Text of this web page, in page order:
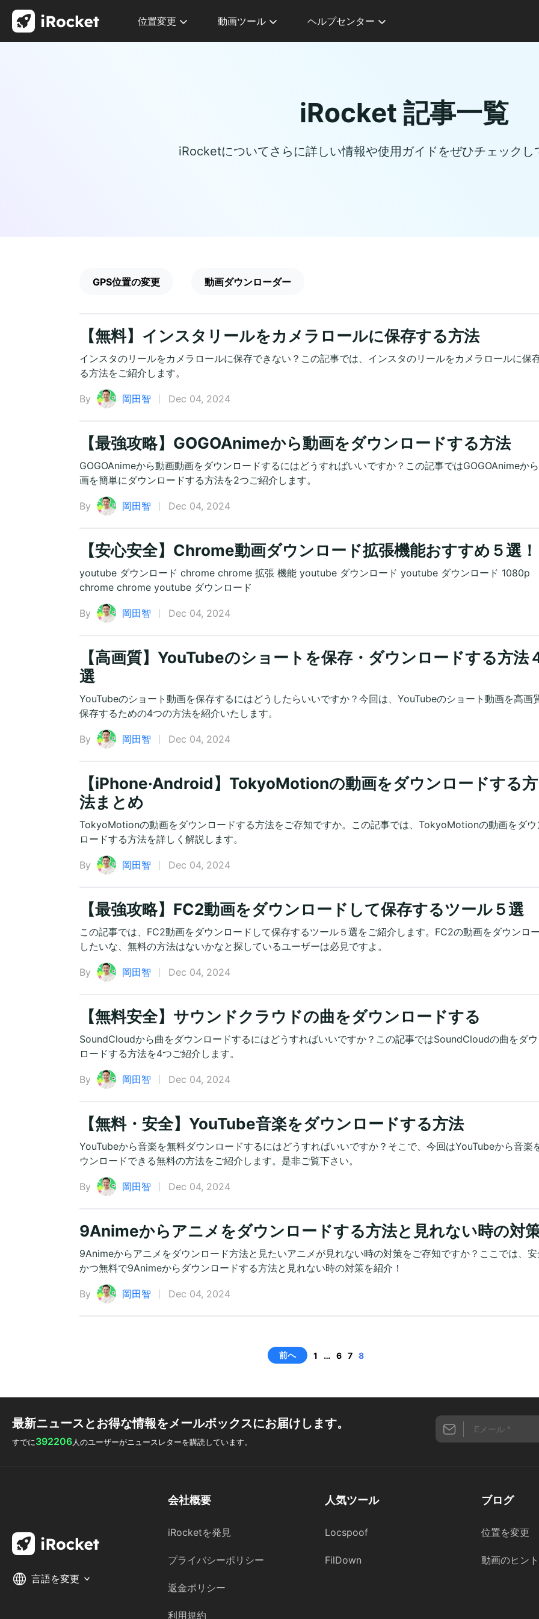
位置変更 動画ツール ヘルプセンター
iRocket 記事一覧
iRocketについてさらに詳しい情報や使用ガイドをぜひチェックし
GPS位置の変更 動画ダウンローダー
【無料】インスタリールをカメラロールに保存する方法
インスタのリールをカメラロールに保存できない？この記事では、インスタのリールをカメラロールに保
る方法をご紹介します。
By 岡田智 Dec 04, 2024
【最強攻略】GOGOAnimeから動画をダウンロードする方法
GOGOAnimeから動画動画をダウンロードするにはどうすればいいですか？この記事ではGOGOAnimeか
画を簡単にダウンロードする方法を2つご紹介します。
By 岡田智 Dec 04, 2024
【安心安全】Chrome動画ダウンロード拡張機能おすすめ５選！
youtube ダウンロード chrome chrome 拡張 機能 youtube ダウンロード youtube ダウンロード 1080p
chrome chrome youtube ダウンロード
By 岡田智 Dec 04, 2024
【高画質】YouTubeのショートを保存・ダウンロードする方法
選
YouTubeのショート動画を保存するにはどうしたらいいですか？今回は、YouTubeのショート動画を高画
保存するための4つの方法を紹介いたします。
By 岡田智 Dec 04, 2024
【iPhone·Android】TokyoMotionの動画をダウンロードする方
法まとめ
TokyoMotionの動画をダウンロードする方法をご存知ですか。この記事では、TokyoMotionの動画をダウ
ロードする方法を詳しく解説します。
By 岡田智 Dec 04, 2024
【最強攻略】FC2動画をダウンロードして保存するツール５選
この記事では、FC2動画をダウンロードして保存するツール５選をご紹介します。FC2の動画をダウンロ
したいな、無料の方法はないかなと探しているユーザーは必見ですよ。
By 岡田智 Dec 04, 2024
【無料安全】サウンドクラウドの曲をダウンロードする
SoundCloudから曲をダウンロードするにはどうすればいいですか？この記事ではSoundCloudの曲をダ
ロードする方法を4つご紹介します。
By 岡田智 Dec 04, 2024
【無料・安全】YouTube音楽をダウンロードする方法
YouTubeから音楽を無料ダウンロードするにはどうすればいいですか？そこで、今回はYouTubeから音楽
ウンロードできる無料の方法をご紹介します。是非ご覧下さい。
By 岡田智 Dec 04, 2024
9Animeからアニメをダウンロードする方法と見れない時の対
9Animeからアニメをダウンロード方法と見たいアニメが見れない時の対策をご存知ですか？ここでは、安
かつ無料で9Animeからダウンロードする方法と見れない時の対策を紹介！
By 岡田智 Dec 04, 2024
前へ 1 … 6 7 8
最新ニュースとお得な情報をメールボックスにお届けします。
すでに392206人のユーザーがニュースレターを購読しています。
言語を変更
会社概要
iRocketを発見
プライバシーポリシー
返金ポリシー
利用規約
人気ツール
Locspoof
FilDown
ブログ
位置を変更
動画のヒン